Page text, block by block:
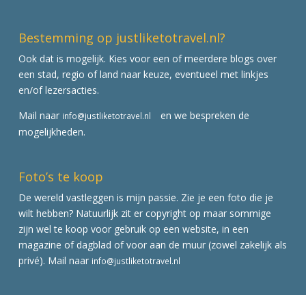
Bestemming op justliketotravel.nl?
Ook dat is mogelijk. Kies voor een of meerdere blogs over
een stad, regio of land naar keuze, eventueel met linkjes
en/of lezersacties.
Mail naar info@justliketotravel.nl
en we bespreken de
mogelijkheden.
Foto’s te koop
De wereld vastleggen is mijn passie. Zie je een foto die je
wilt hebben? Natuurlijk zit er copyright op maar sommige
zijn wel te koop voor gebruik op een website, in een
magazine of dagblad of voor aan de muur (zowel zakelijk als
privé). Mail naar info@justliketotravel.nl